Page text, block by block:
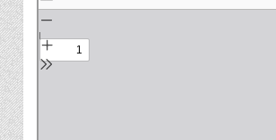
to
PDF
content